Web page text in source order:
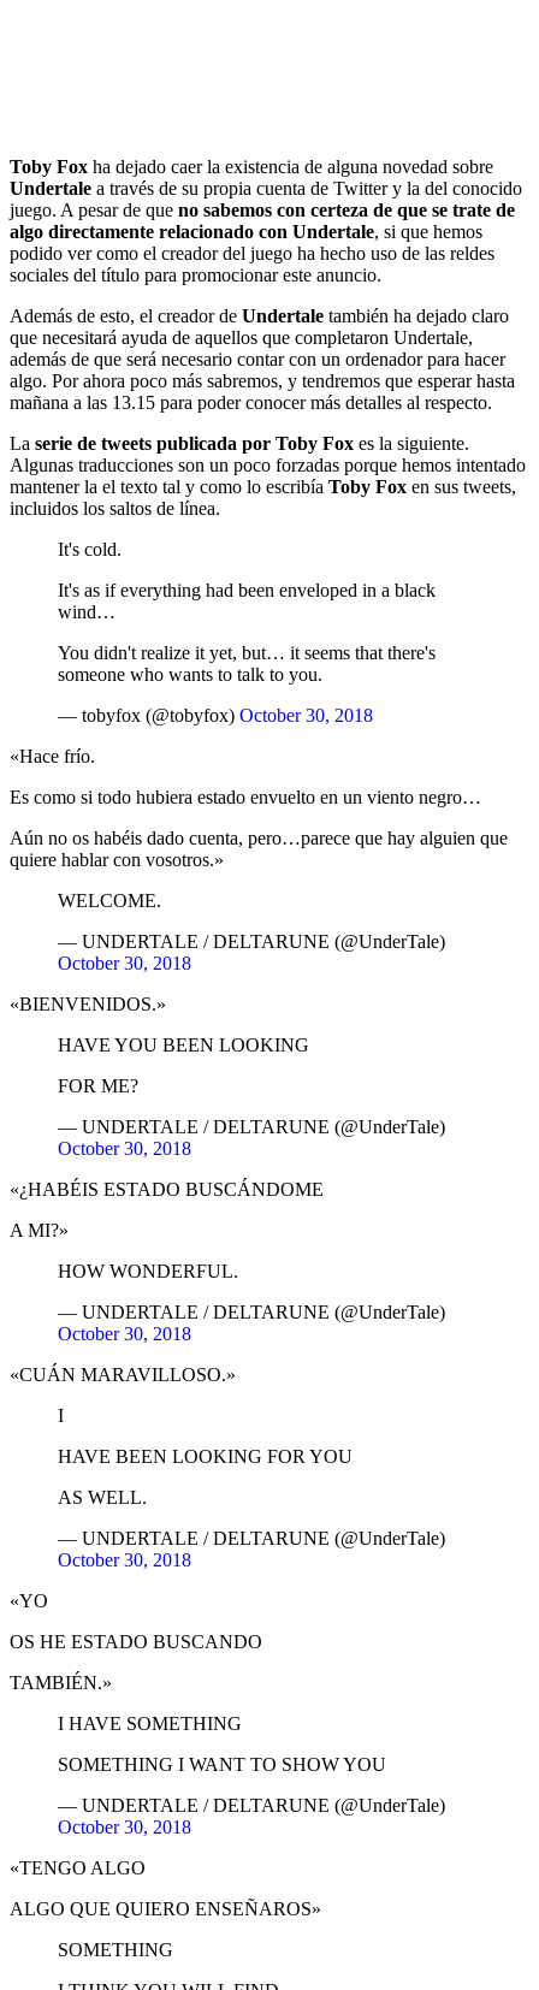
Toby Fox ha dejado caer la existencia de alguna novedad sobre
Undertale a través de su propia cuenta de Twitter y la del conocido
juego. A pesar de que no sabemos con certeza de que se trate de
algo directamente relacionado con Undertale, si que hemos
podido ver como el creador del juego ha hecho uso de las reldes
sociales del título para promocionar este anuncio.
Además de esto, el creador de Undertale también ha dejado claro
que necesitará ayuda de aquellos que completaron Undertale,
además de que será necesario contar con un ordenador para hacer
algo. Por ahora poco más sabremos, y tendremos que esperar hasta
mañana a las 13.15 para poder conocer más detalles al respecto.
La serie de tweets publicada por Toby Fox es la siguiente.
Algunas traducciones son un poco forzadas porque hemos intentado
mantener la el texto tal y como lo escribía Toby Fox en sus tweets,
incluidos los saltos de línea.
It's cold.
It's as if everything had been enveloped in a black
wind…
You didn't realize it yet, but… it seems that there's
someone who wants to talk to you.
— tobyfox (@tobyfox) October 30, 2018
«Hace frío.
Es como si todo hubiera estado envuelto en un viento negro…
Aún no os habéis dado cuenta, pero…parece que hay alguien que
quiere hablar con vosotros.»
WELCOME.
— UNDERTALE / DELTARUNE (@UnderTale)
October 30, 2018
«BIENVENIDOS.»
HAVE YOU BEEN LOOKING
FOR ME?
— UNDERTALE / DELTARUNE (@UnderTale)
October 30, 2018
«¿HABÉIS ESTADO BUSCÁNDOME
A MI?»
HOW WONDERFUL.
— UNDERTALE / DELTARUNE (@UnderTale)
October 30, 2018
«CUÁN MARAVILLOSO.»
I
HAVE BEEN LOOKING FOR YOU
AS WELL.
— UNDERTALE / DELTARUNE (@UnderTale)
October 30, 2018
«YO
OS HE ESTADO BUSCANDO
TAMBIÉN.»
I HAVE SOMETHING
SOMETHING I WANT TO SHOW YOU
— UNDERTALE / DELTARUNE (@UnderTale)
October 30, 2018
«TENGO ALGO
ALGO QUE QUIERO ENSEÑAROS»
SOMETHING